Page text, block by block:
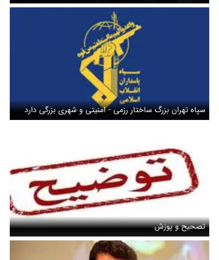
سپاه تهران بزرگ ساختار رزمی - امنیتی و شهری بزرگی دارد
تصحیح و پوزش